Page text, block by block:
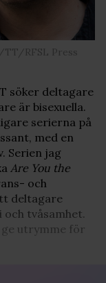
TT/RFSL Press
söker deltagare
är bisexuella.
serierna på
med en
Serien jag
Are You the
och
deltagare
tvåsamhet.
utrymme för